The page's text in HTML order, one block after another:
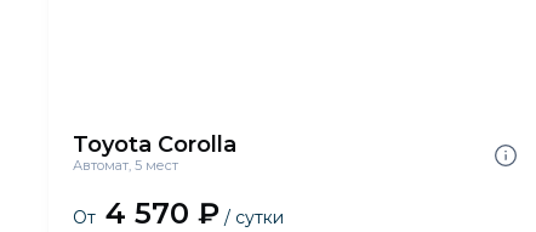
Toyota Corolla
Автомат, 5 мест
От 4 570 ₽ / сутки